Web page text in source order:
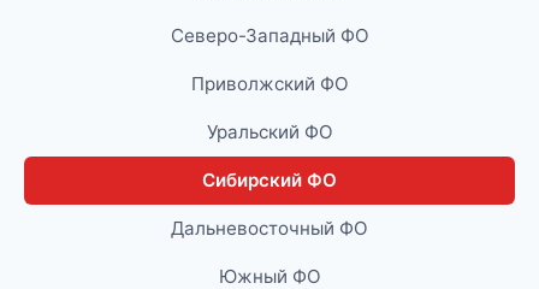
Северо-Западный ФО
Приволжский ФО
Уральский ФО
Сибирский ФО
Дальневосточный ФО
Южный ФО